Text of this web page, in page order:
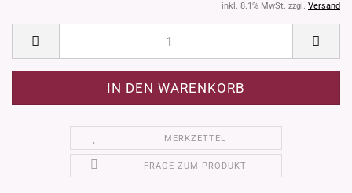
inkl. 8.1% MwSt. zzgl. Versand
MERKZETTEL
FRAGE ZUM PRODUKT